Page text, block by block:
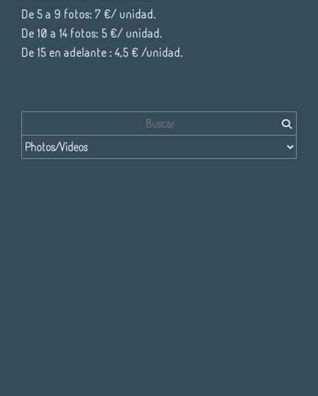
De 5 a 9 fotos: 7 €/ unidad.
De 10 a 14 fotos: 5 €/ unidad.
De 15 en adelante : 4,5 € /unidad.